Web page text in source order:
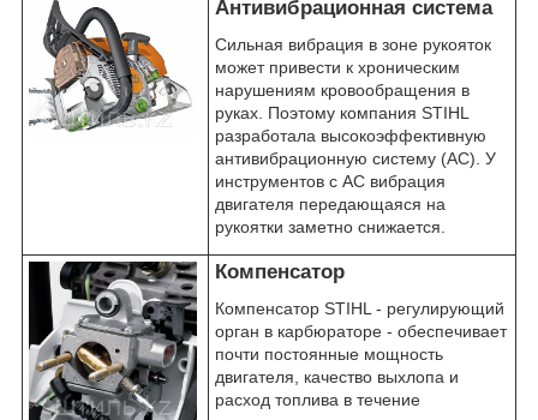
Антивибрационная система
Сильная вибрация в зоне рукояток
может привести к хроническим
нарушениям кровообращения в
руках. Поэтому компания STIHL
разработала высокоэффективную
антивибрационную систему (АС). У
инструментов с АС вибрация
двигателя передающаяся на
рукоятки заметно снижается.
Компенсатор
Компенсатор STIHL - регулирующий
орган в карбюраторе - обеспечивает
почти постоянные мощность
двигателя, качество выхлопа и
расход топлива в течение